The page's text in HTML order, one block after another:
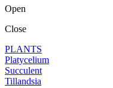
Open
Close
PLANTS
Platycelium
Succulent
Tillandsia